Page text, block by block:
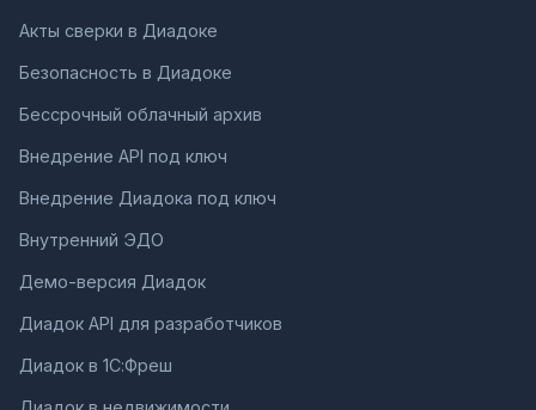
Акты сверки в Диадоке
Безопасность в Диадоке
Бессрочный облачный архив
Внедрение API под ключ
Внедрение Диадока под ключ
Внутренний ЭДО
Демо-версия Диадок
Диадок API для разработчиков
Диадок в 1С:Фреш